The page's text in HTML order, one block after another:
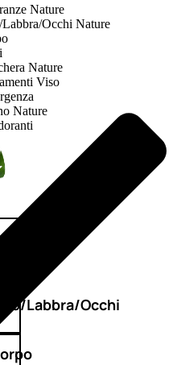
Nature
Occhi Nature
Nature
Viso
Nature
Labbra/Occhi